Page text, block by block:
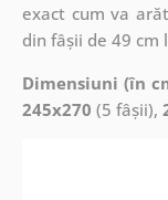
exact cum va
din fâșii de 49 cm
Dimensiuni (în
245x270 (5 fâșii),